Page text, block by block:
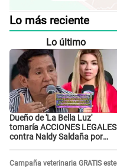
Lo más reciente
Lo último
Dueño de 'La Bella Luz'
tomaría ACCIONES LEGALES
contra Naldy Saldaña por
Campaña veterinaria GRATIS este